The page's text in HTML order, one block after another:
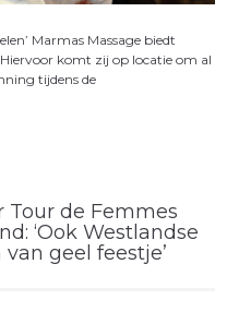
Marmas Massage biedt
komt zij op locatie om al
tijdens de
Tour de Femmes
‘Ook Westlandse
geel feestje’